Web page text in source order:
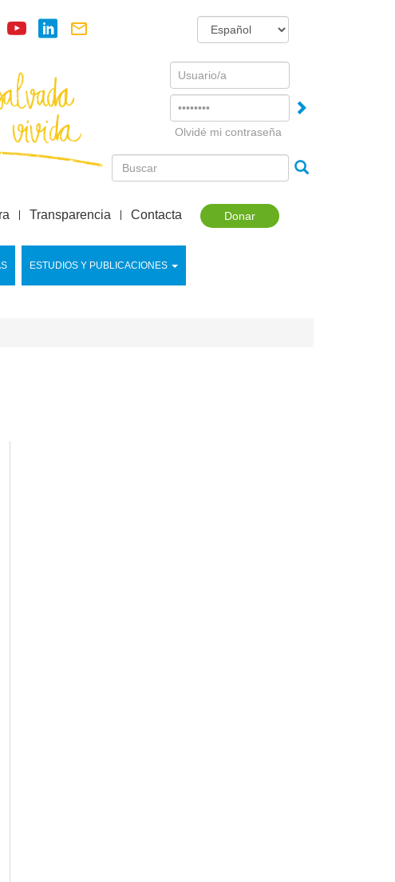
Username
Olvidé mi contraseña
Donar
ESTUDIOS Y PUBLICACIONES
Transparencia Contacta